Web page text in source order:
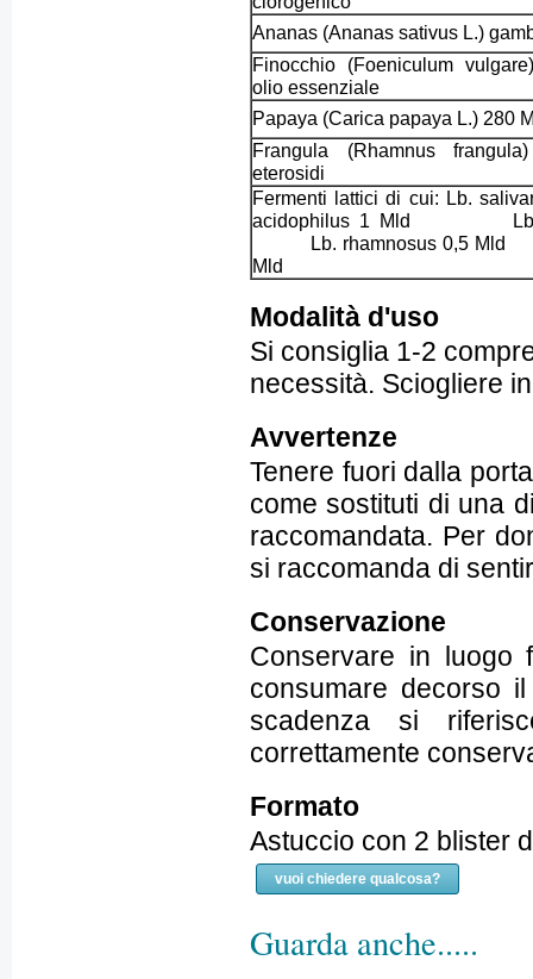
Ananas (Ananas sativus L.)
Finocchio (Foeniculum
olio essenziale
Papaya (Carica papaya L.) 280
Frangula (Rhamnus
eterosidi
Fermenti lattici di cui: Lb.
acidophilus 1 Mld Lb.
Lb. rhamnosus 0,5 Mld
Mld
Modalità d'uso
Si consiglia 1-2
necessità. Sciogliere
Avvertenze
Tenere fuori dalla
come sostituti di una
raccomandata. Per
si raccomanda di
Conservazione
Conservare in luogo
consumare decorso
scadenza si
correttamente
Formato
Astuccio con 2 blister
vuoi chiedere qualcosa?
Guarda anche.....